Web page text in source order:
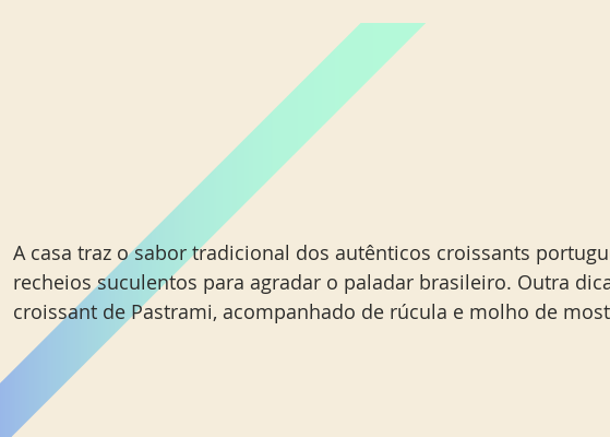
A casa traz o sabor tradicional dos autênticos croissants
recheios suculentos para agradar o paladar brasileiro. Outra
croissant de Pastrami, acompanhado de rúcula e molho de